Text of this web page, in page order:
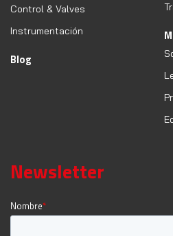
Control & Valves
Instrumentación
Blog